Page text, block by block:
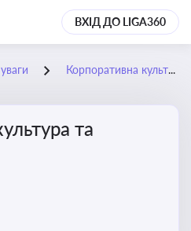
ВХІД ДО LIGA360
Корпоративна культура та цінності
та